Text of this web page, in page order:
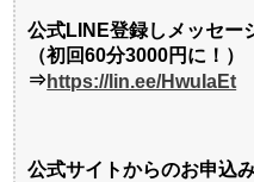
公式LINE登録しメッセ
（初回60分3000円に！）
⇒https://lin.ee/HwuIaEt
公式サイトからのお申込